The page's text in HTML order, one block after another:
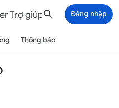
Trợ giúp Đăng nhập
Thông báo